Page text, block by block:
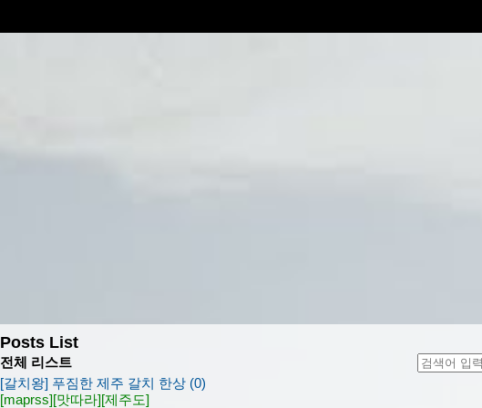
Posts List
전체 리스트
[갈치왕] 푸짐한 제주 갈치 한상 (0)
[maprss][맛따라][제주도]